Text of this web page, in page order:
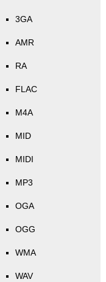
3GA
AMR
RA
FLAC
M4A
MID
MIDI
MP3
OGA
OGG
WMA
WAV